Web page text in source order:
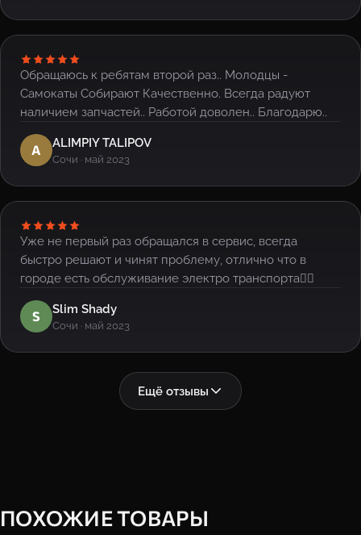
Обращаюсь к ребятам второй раз.. Молодцы -
Самокаты Собирают Качественно. Всегда радуют
наличием запчастей.. Работой доволен.. Благодарю..
A ALIMPIY TALIPOV
Сочи · май 2023
Уже не первый раз обращался в сервис, всегда
быстро решают и чинят проблему, отлично что в
городе есть обслуживание электро транспорта👍🏻
S Slim Shady
Сочи · май 2023
Ещё отзывы
ПОХОЖИЕ ТОВАРЫ